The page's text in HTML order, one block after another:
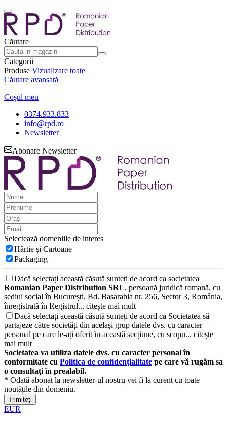
Căutare
Categorii
Produse Vizualizare toate
Căutare avansată
Coșul meu
0374.933.833
info@rpd.ro
Newsletter
Abonare Newsletter
Selectează domeniile de interes
Hârtie și Cartoane
Packaging
Dacă selectați această căsută sunteți de acord ca societatea
Romanian Paper Distribution SRL, persoană juridică romană, cu
sediul social în București, Bd. Basarabia nr. 256, Sector 3, România,
înregistrată în Registrul... citește mai mult
Dacă selectați această căsută sunteți de acord ca Societatea să
partajeze către societăți din același grup datele dvs. cu caracter
personal pe care le-ați oferit în această secțiune, cu scopu... citește
mai mult
Societatea va utiliza datele dvs. cu caracter personal în
conformitate cu Politica de confidențialitate pe care vă rugăm sa
o consultați în prealabil.
* Odată abonat la newsletter-ul nostru vei fi la curent cu toate
noutățile din domeniu.
Trimiteți
EUR